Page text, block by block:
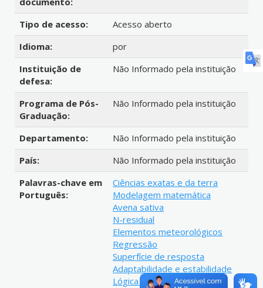
Tipo de acesso:
Acesso aberto
Idioma:
por
Instituição de
defesa:
Não Informado pela instituição
Programa de Pós-
Graduação:
Não Informado pela instituição
Departamento:
Não Informado pela instituição
País:
Não Informado pela instituição
Palavras-chave em
Português:
Ciências exatas e da terra
Modelagem matemática
Avena sativa
N-residual
Elementos meteorológicos
Regressão
Superfície de resposta
Adaptabilidade e estabilidade
Lógica Fuzzy